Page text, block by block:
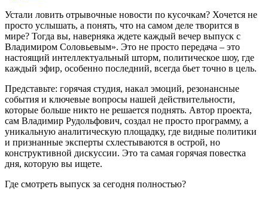
Устали ловить отрывочные новости по кусочкам? Хочется не
просто услышать, а понять, что на самом деле творится в
мире? Тогда вы, наверняка ждете каждый вечер выпуск с
Владимиром Соловьевым». Это не просто передача – это
настоящий интеллектуальный шторм, политическое шоу, где
каждый эфир, особенно последний, всегда бьет точно в цель.
Представьте: горячая студия, накал эмоций, резонансные
события и ключевые вопросы нашей действительности,
которые больше никто не решается поднять. Автор проекта,
сам Владимир Рудольфович, создал не просто программу, а
уникальную аналитическую площадку, где видные политики
и признанные эксперты схлестываются в острой, но
конструктивной дискуссии. Это та самая горячая повестка
дня, которую вы ищете.
Где смотреть выпуск за сегодня полностью?